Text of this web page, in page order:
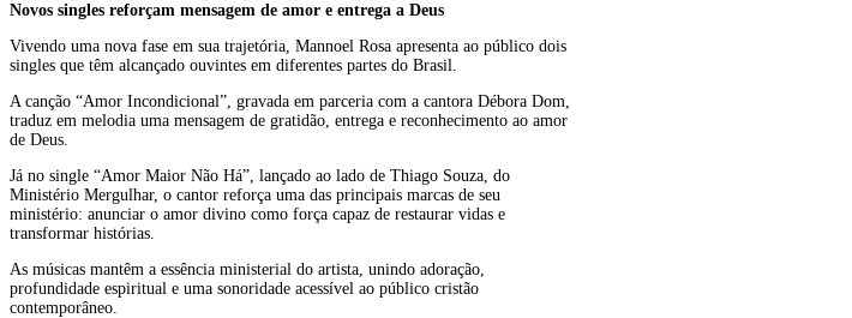
Novos singles reforçam mensagem de amor e entrega a Deus
Vivendo uma nova fase em sua trajetória, Mannoel Rosa apresenta ao público dois
singles que têm alcançado ouvintes em diferentes partes do Brasil.
A canção “Amor Incondicional”, gravada em parceria com a cantora Débora Dom,
traduz em melodia uma mensagem de gratidão, entrega e reconhecimento ao amor
de Deus.
Já no single “Amor Maior Não Há”, lançado ao lado de Thiago Souza, do
Ministério Mergulhar, o cantor reforça uma das principais marcas de seu
ministério: anunciar o amor divino como força capaz de restaurar vidas e
transformar histórias.
As músicas mantêm a essência ministerial do artista, unindo adoração,
profundidade espiritual e uma sonoridade acessível ao público cristão
contemporâneo.